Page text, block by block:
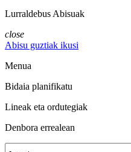
Lurraldebus Abisuak
close
Abisu guztiak ikusi
Menua
Bidaia planifikatu
Lineak eta ordutegiak
Denbora errealean